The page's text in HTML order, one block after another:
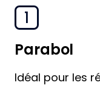
1
Parabol
Idéal pour les